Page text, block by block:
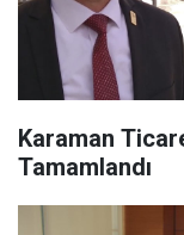
Karaman
Tamamlandı